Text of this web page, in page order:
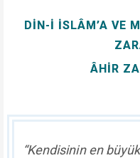
DIN-I İSLÂM’A VE
ÂHİR
“Kendisinin en